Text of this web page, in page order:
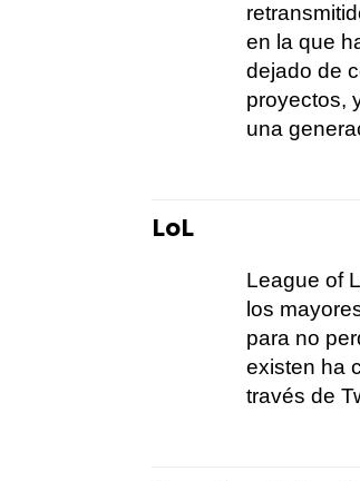
en la que
dejado de
proyectos,
una
LoL
League of
los
para no
existen ha
través de